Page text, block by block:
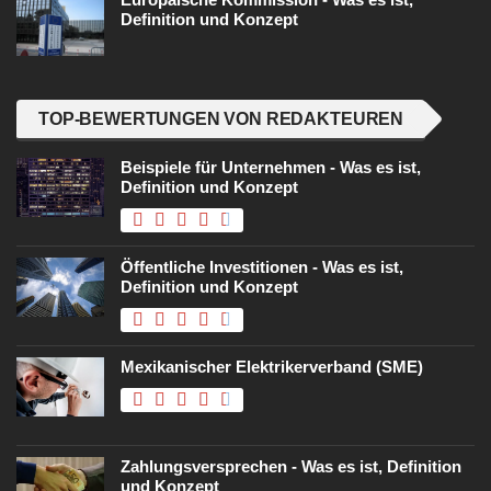
Definition und Konzept
TOP-BEWERTUNGEN VON REDAKTEUREN
Beispiele für Unternehmen - Was es ist,
Definition und Konzept
Öffentliche Investitionen - Was es ist,
Definition und Konzept
Mexikanischer Elektrikerverband (SME)
Zahlungsversprechen - Was es ist, Definition
und Konzept